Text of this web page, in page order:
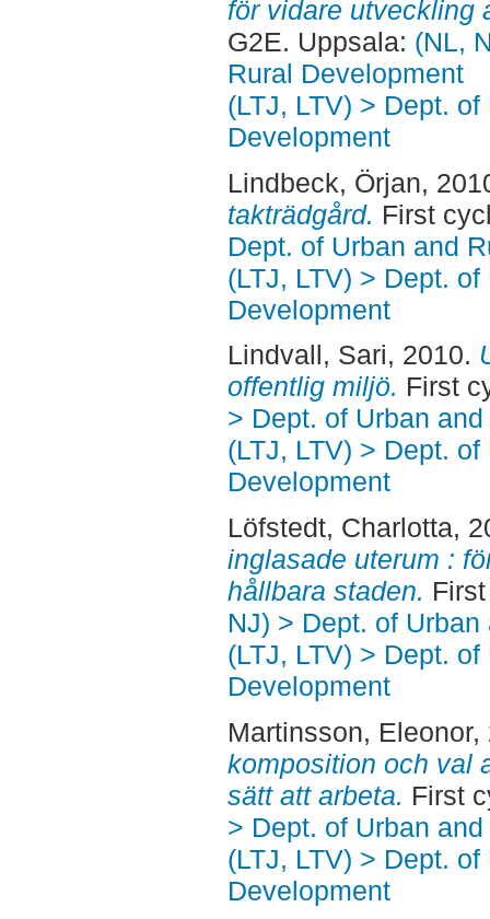
för vidare utveckling
G2E. Uppsala: (NL,
Rural Development
(LTJ, LTV) > Dept.
Development
Lindbeck, Örjan,
takträdgård. First
Dept. of Urban and
(LTJ, LTV) > Dept.
Development
Lindvall, Sari, 2010.
offentlig miljö. First
> Dept. of Urban
(LTJ, LTV) > Dept.
Development
Löfstedt, Charlotta,
inglasade uterum :
hållbara staden.
NJ) > Dept. of
(LTJ, LTV) > Dept.
Development
Martinsson, Eleonor,
komposition och val
sätt att arbeta. First
> Dept. of Urban
(LTJ, LTV) > Dept.
Development